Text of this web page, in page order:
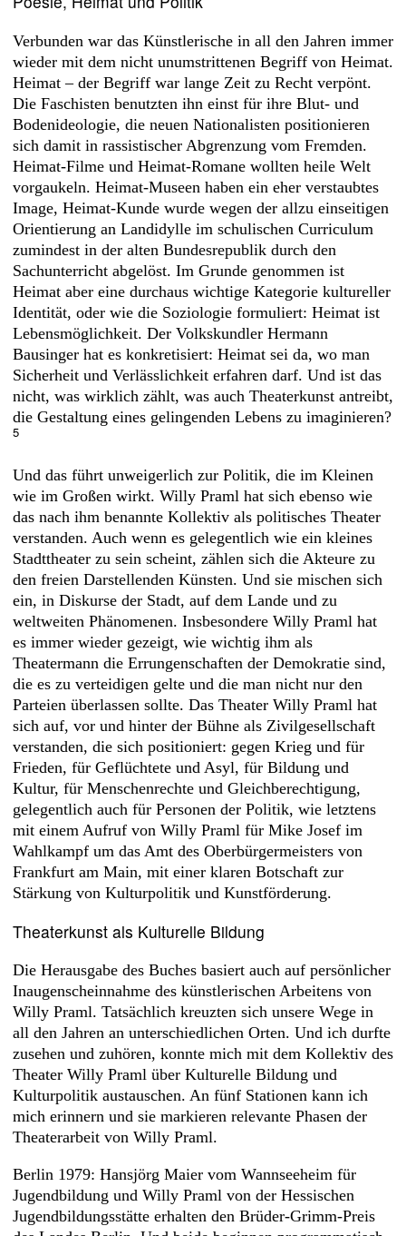
Verbunden war das Künstlerische in all den Jahren immer
wieder mit dem nicht unumstrittenen Begriff von Heimat.
Heimat – der Begriff war lange Zeit zu Recht verpönt.
Die Faschisten benutzten ihn einst für ihre Blut- und
Bodenideologie, die neuen Nationalisten positionieren
sich damit in rassistischer Abgrenzung vom Fremden.
Heimat-Filme und Heimat-Romane wollten heile Welt
vorgaukeln. Heimat-Museen haben ein eher verstaubtes
Image, Heimat-Kunde wurde wegen der allzu einseitigen
Orientierung an Landidylle im schulischen Curriculum
zumindest in der alten Bundesrepublik durch den
Sachunterricht abgelöst. Im Grunde genommen ist
Heimat aber eine durchaus wichtige Kategorie kultureller
Identität, oder wie die Soziologie formuliert: Heimat ist
Lebensmöglichkeit. Der Volkskundler Hermann
Bausinger hat es konkretisiert: Heimat sei da, wo man
Sicherheit und Verlässlichkeit erfahren darf. Und ist das
nicht, was wirklich zählt, was auch Theaterkunst antreibt,
die Gestaltung eines gelingenden Lebens zu imaginieren?
5
Und das führt unweigerlich zur Politik, die im Kleinen
wie im Großen wirkt. Willy Praml hat sich ebenso wie
das nach ihm benannte Kollektiv als politisches Theater
verstanden. Auch wenn es gelegentlich wie ein kleines
Stadttheater zu sein scheint, zählen sich die Akteure zu
den freien Darstellenden Künsten. Und sie mischen sich
ein, in Diskurse der Stadt, auf dem Lande und zu
weltweiten Phänomenen. Insbesondere Willy Praml hat
es immer wieder gezeigt, wie wichtig ihm als
Theatermann die Errungenschaften der Demokratie sind,
die es zu verteidigen gelte und die man nicht nur den
Parteien überlassen sollte. Das Theater Willy Praml hat
sich auf, vor und hinter der Bühne als Zivilgesellschaft
verstanden, die sich positioniert: gegen Krieg und für
Frieden, für Geflüchtete und Asyl, für Bildung und
Kultur, für Menschenrechte und Gleichberechtigung,
gelegentlich auch für Personen der Politik, wie letztens
mit einem Aufruf von Willy Praml für Mike Josef im
Wahlkampf um das Amt des Oberbürgermeisters von
Frankfurt am Main, mit einer klaren Botschaft zur
Stärkung von Kulturpolitik und Kunstförderung.
Theaterkunst als Kulturelle Bildung
Die Herausgabe des Buches basiert auch auf persönlicher
Inaugenscheinnahme des künstlerischen Arbeitens von
Willy Praml. Tatsächlich kreuzten sich unsere Wege in
all den Jahren an unterschiedlichen Orten. Und ich durfte
zusehen und zuhören, konnte mich mit dem Kollektiv des
Theater Willy Praml über Kulturelle Bildung und
Kulturpolitik austauschen. An fünf Stationen kann ich
mich erinnern und sie markieren relevante Phasen der
Theaterarbeit von Willy Praml.
Berlin 1979: Hansjörg Maier vom Wannseeheim für
Jugendbildung und Willy Praml von der Hessischen
Jugendbildungsstätte erhalten den Brüder-Grimm-Preis